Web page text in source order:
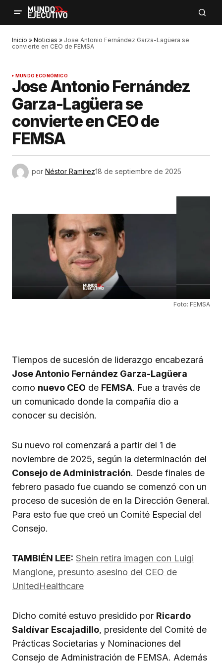
Inicio » Noticias » Jose Antonio Fernández Garza-Lagüera se
convierte en CEO de FEMSA
MUNDO ECONÓMICO
Jose Antonio Fernández
Garza-Lagüera se
convierte en CEO de
FEMSA
por Néstor Ramírez18 de septiembre de 2025
Foto: FEMSA
Tiempos de sucesión de liderazgo encabezará
Jose Antonio Fernández Garza-Lagüera
como nuevo CEO de FEMSA. Fue a través de
un comunicado donde la compañía dio a
conocer su decisión.
Su nuevo rol comenzará a partir del 1 de
noviembre de 2025, según la determinación del
Consejo de Administración. Desde finales de
febrero pasado fue cuando se comenzó con un
proceso de sucesión de en la Dirección General.
Para esto fue que creó un Comité Especial del
Consejo.
TAMBIÉN LEE: Shein retira imagen con Luigi
Mangione, presunto asesino del CEO de
UnitedHealthcare
Dicho comité estuvo presidido por Ricardo
Saldívar Escajadillo, presidente del Comité de
Prácticas Societarias y Nominaciones del
Consejo de Administración de FEMSA. Además